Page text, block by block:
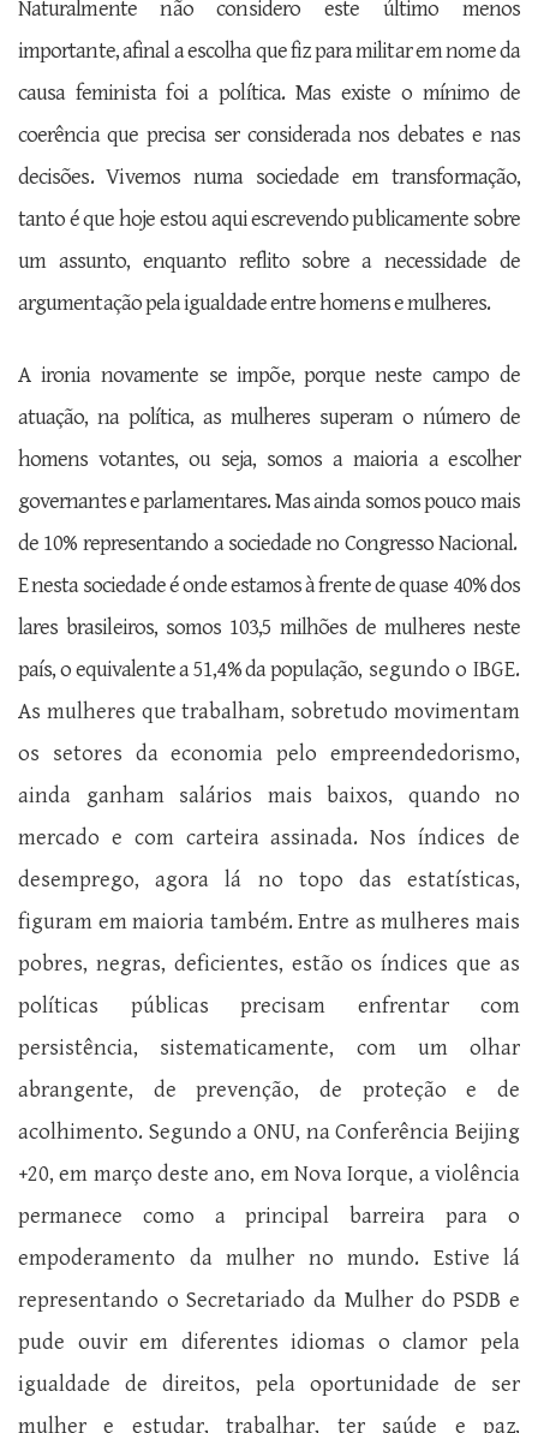
Naturalmente não considero este último menos
importante, afinal a escolha que fiz para militar em nome da
causa feminista foi a política. Mas existe o mínimo de
coerência que precisa ser considerada nos debates e nas
decisões. Vivemos numa sociedade em transformação,
tanto é que hoje estou aqui escrevendo publicamente sobre
um assunto, enquanto reflito sobre a necessidade de
argumentação pela igualdade entre homens e mulheres.
A ironia novamente se impõe, porque neste campo de
atuação, na política, as mulheres superam o número de
homens votantes, ou seja, somos a maioria a escolher
governantes e parlamentares. Mas ainda somos pouco mais
de 10% representando a sociedade no Congresso Nacional.
E nesta sociedade é onde estamos à frente de quase 40% dos
lares brasileiros, somos 103,5 milhões de mulheres neste
país, o equivalente a 51,4% da população, segundo o IBGE.
As mulheres que trabalham, sobretudo movimentam
os setores da economia pelo empreendedorismo,
ainda ganham salários mais baixos, quando no
mercado e com carteira assinada. Nos índices de
desemprego, agora lá no topo das estatísticas,
figuram em maioria também. Entre as mulheres mais
pobres, negras, deficientes, estão os índices que as
políticas públicas precisam enfrentar com
persistência, sistematicamente, com um olhar
abrangente, de prevenção, de proteção e de
acolhimento. Segundo a ONU, na Conferência Beijing
+20, em março deste ano, em Nova Iorque, a violência
permanece como a principal barreira para o
empoderamento da mulher no mundo. Estive lá
representando o Secretariado da Mulher do PSDB e
pude ouvir em diferentes idiomas o clamor pela
igualdade de direitos, pela oportunidade de ser
mulher e estudar, trabalhar, ter saúde e paz,